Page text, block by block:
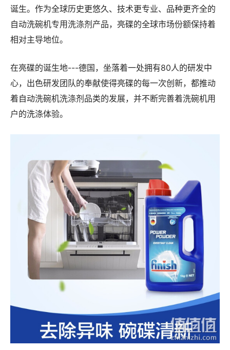
诞生。作为全球历史更悠久、技术更专业、品种更齐全的
自动洗碗机专用洗涤剂产品，亮碟的全球市场份额保持着
相对主导地位。
在亮碟的诞生地---德国，坐落着一处拥有80人的研发中
心，出色研发团队的奉献使得亮碟的每一次创新，都推动
着自动洗碗机洗涤剂品类的发展，并不断完善着洗碗机用
户的洗涤体验。